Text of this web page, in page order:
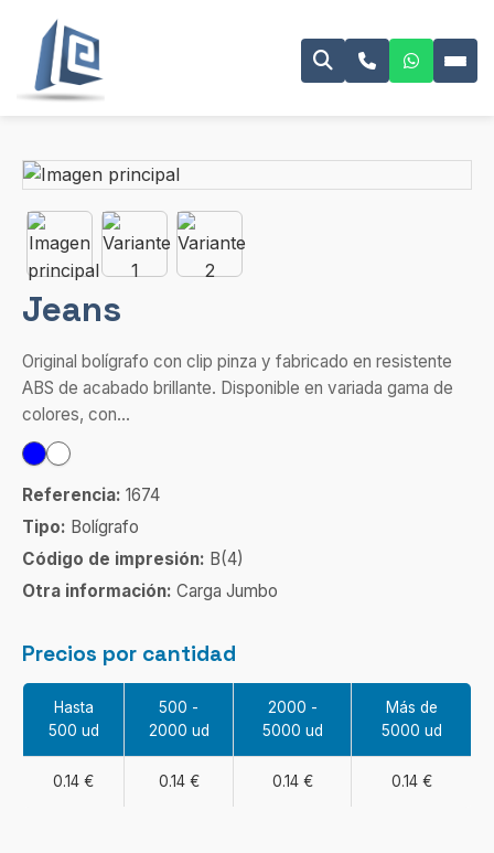
Jeans
Original bolígrafo con clip pinza y fabricado en resistente
ABS de acabado brillante. Disponible en variada gama de
colores, con...
Referencia: 1674
Tipo: Bolígrafo
Código de impresión: B(4)
Otra información: Carga Jumbo
Precios por cantidad
Hasta
500 ud
500 -
2000 ud
2000 -
5000 ud
Más de
5000 ud
0.14 € 0.14 € 0.14 € 0.14 €